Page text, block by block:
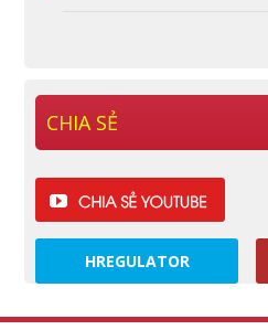
CHIA SẺ
HREGULATOR